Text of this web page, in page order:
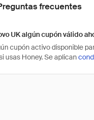
frecuentes
UK algún cupón válido
cupón activo disponible
usas Honey. Se aplican